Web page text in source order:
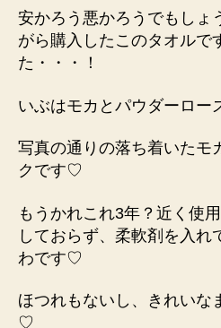
安かろう悪かろうでもしょ
がら購入したこのタオルで
た・・・！
いぶはモカとパウダーロー
写真の通りの落ち着いたモ
クです♡
もうかれこれ3年？近く使
しておらず、柔軟剤を入れ
わです♡
ほつれもないし、きれいな
♡